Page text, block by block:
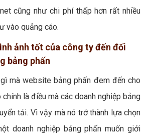
cũng như chi phí thấp hơn rất nhiều
vào quảng cáo.
ảnh tốt của công ty đến đối
bảng phấn
mà website bảng phấn đem đến cho
là điều mà các doanh nghiệp bảng
tải. Vì vậy mà nó trở thành lựa chọn
doanh nghiệp bảng phấn muốn giới